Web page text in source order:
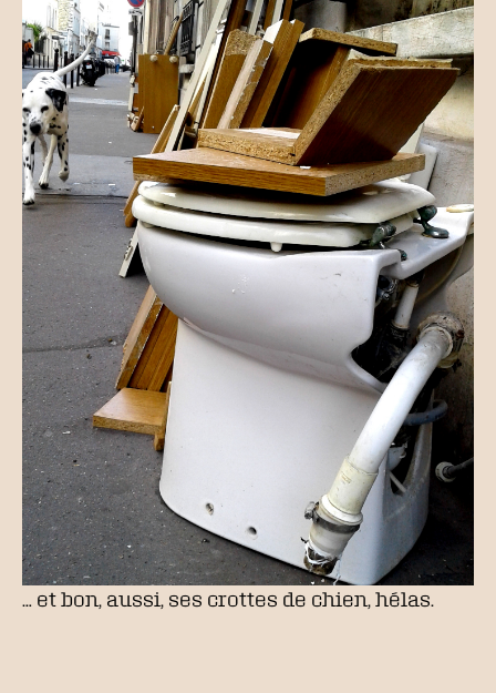
… et bon, aussi, ses crottes de chien, hélas.